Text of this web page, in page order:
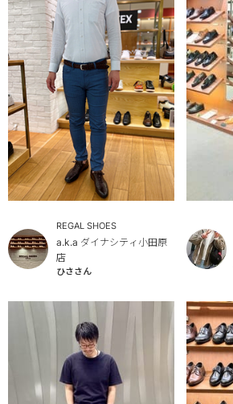
REGAL SHOES
a.k.a ダイナシティ小田原
店
ひささん